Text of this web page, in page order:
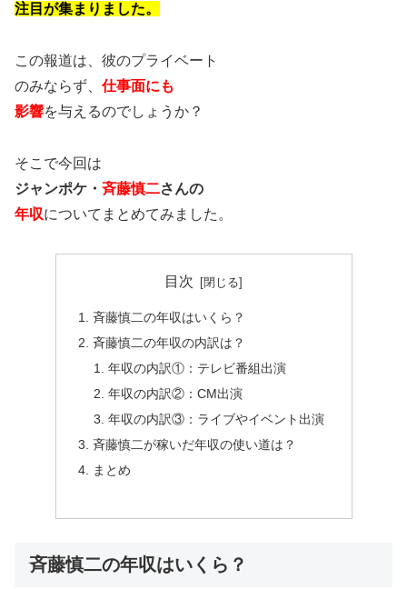
注目が集まりました。
この報道は、彼のプライベート
のみならず、 仕事面にも
影響を与えるのでしょうか？
そこで今回は
ジャンポケ・斉藤慎二さんの
年収についてまとめてみました。
目次
斉藤慎二の年収はいくら？
斉藤慎二の年収の内訳は？
年収の内訳①：テレビ番組出演
年収の内訳②：CM出演
年収の内訳③：ライブやイベント出演
斉藤慎二が稼いだ年収の使い道は？
まとめ
斉藤慎二の年収はいくら？